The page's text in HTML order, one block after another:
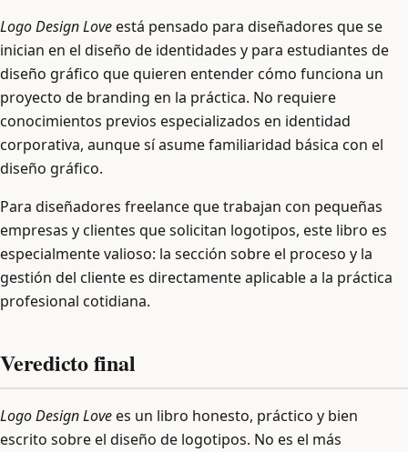
Logo Design Loveestá pensado para diseñadores que se
inician en el diseño de identidades y para estudiantes de
diseño gráfico que quieren entender cómo funciona un
proyecto de branding en la práctica. No requiere
conocimientos previos especializados en identidad
corporativa, aunque sí asume familiaridad básica con el
diseño gráfico.
Para diseñadores freelance que trabajan con pequeñas
empresas y clientes que solicitan logotipos, este libro es
especialmente valioso: la sección sobre el proceso y la
gestión del cliente es directamente aplicable a la práctica
profesional cotidiana.
Veredicto final
Logo Design Lovees un libro honesto, práctico y bien
escrito sobre el diseño de logotipos. No es el más